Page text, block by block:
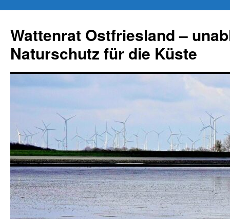
springen
Wattenrat Ostfriesland –
Naturschutz für die Küste